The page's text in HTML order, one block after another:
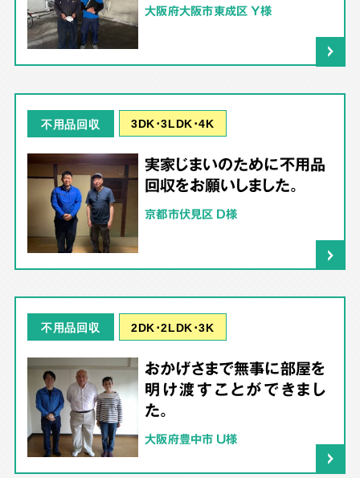
大阪府大阪市東成区 Y様
不用品回収 3DK･3LDK･4K
実家じまいのために不用品
回収をお願いしました。
京都市伏見区 D様
不用品回収 2DK･2LDK･3K
おかげさまで無事に部屋を
明け渡すことができまし
た。
大阪府豊中市 U様